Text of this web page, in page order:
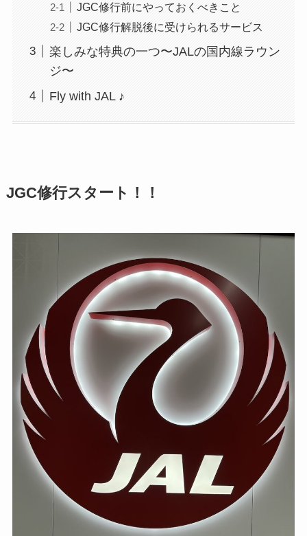
JGC修行前にやっておくべきこと
JGC修行解脱後に受けられるサービス
楽しみな特典の一つ〜JALの国内線ラウン
ジ〜
Fly with JAL ♪
JGC修行スタート！！